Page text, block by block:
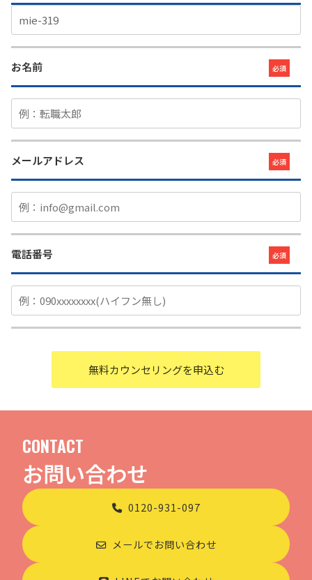
お名前 必須
メールアドレス 必須
電話番号 必須
CONTACT
お問い合わせ
0120-931-097
メールでお問い合わせ